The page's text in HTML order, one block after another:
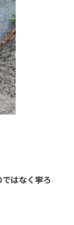
はなく寧ろ